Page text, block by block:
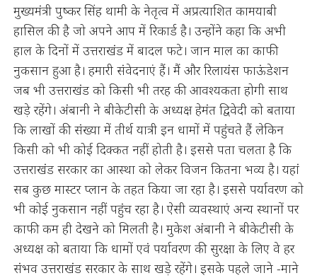
मुख्यमंत्री पुष्कर सिंह थामी के नेतृत्व में अप्रत्याशित कामयाबी
हासिल की है जो अपने आप में रिकार्ड है। उन्होंने कहा कि अभी
हाल के दिनों में उत्तराखंड में बादल फटे। जान माल का काफी
नुकसान हुआ है। हमारी संवेदनाएं हैं। मैं और रिलायंस फाऊंडेशन
जब भी उत्तराखंड को किसी भी तरह की आवश्यकता होगी साथ
खड़े रहेंगे। अंबानी ने बीकेटीसी के अध्यक्ष हेमंत द्विवेदी को बताया
कि लाखों की संख्या में तीर्थ यात्री इन धामों में पहुंचते हैं लेकिन
किसी को भी कोई दिक्कत नहीं होती है। इससे पता चलता है कि
उत्तराखंड सरकार का आस्था को लेकर विजन कितना भव्य है। यहां
सब कुछ मास्टर प्लान के तहत किया जा रहा है। इससे पर्यावरण को
भी कोई नुकसान नहीं पहुंच रहा है। ऐसी व्यवस्थाएं अन्य स्थानों पर
काफी कम ही देखने को मिलती है। मुकेश अंबानी ने बीकेटीसी के
अध्यक्ष को बताया कि धामों एवं पर्यावरण की सुरक्षा के लिए वे हर
संभव उत्तराखंड सरकार के साथ खड़े रहेंगे। इसके पहले जाने -माने